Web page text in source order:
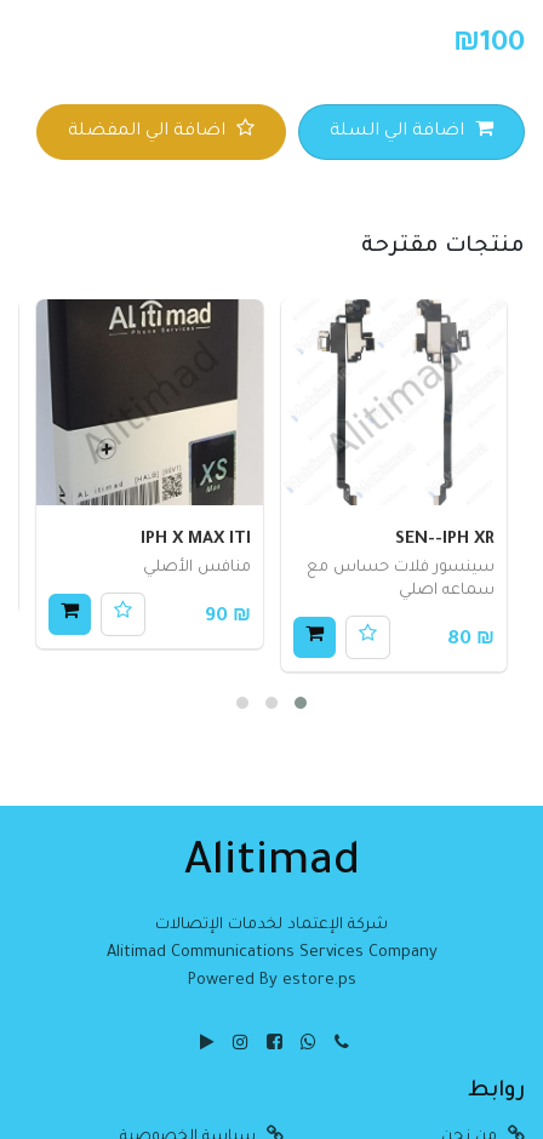
₪100
اضافة الي السلة اضافة الي المفضلة
منتجات مقترحة
SEN--IPH XR
سينسور فلات حساس مع
سماعه اصلي
₪ 80
IPH X MAX ITI
منافس الأصلي
₪ 90
Alitimad
شركة الإعتماد لخدمات الإتصالات
Alitimad Communications Services Company
Powered By estore.ps
روابط